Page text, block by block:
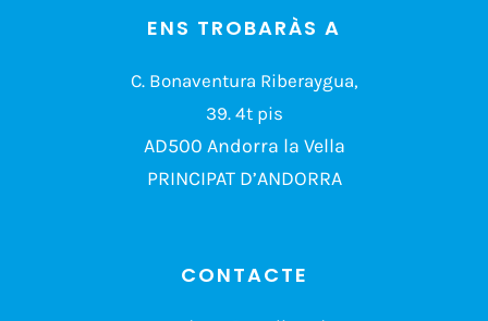
ENS TROBARÀS A
C. Bonaventura Riberaygua,
39. 4t pis
AD500 Andorra la Vella
PRINCIPAT D’ANDORRA
CONTACTE